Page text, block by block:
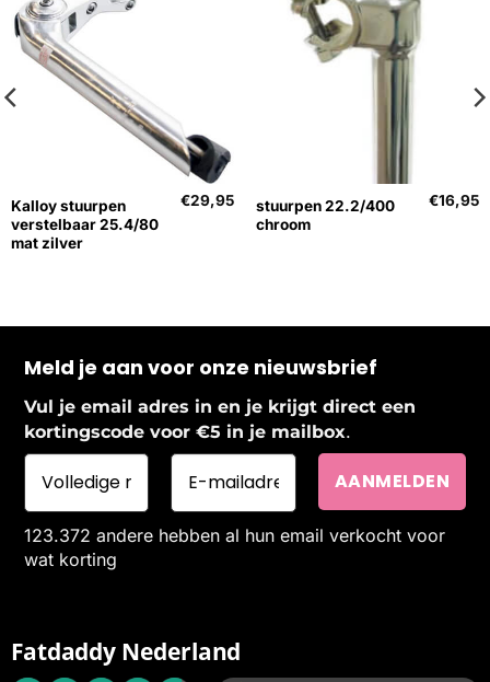
Kalloy stuurpen
verstelbaar 25.4/80
mat zilver
€29,95
stuurpen 22.2/400
chroom
€16,95
Meld je aan voor onze nieuwsbrief
Vul je email adres in en je krijgt direct een
kortingscode voor €5 in je mailbox.
123.372 andere hebben al hun email verkocht voor
wat korting
Fatdaddy Nederland